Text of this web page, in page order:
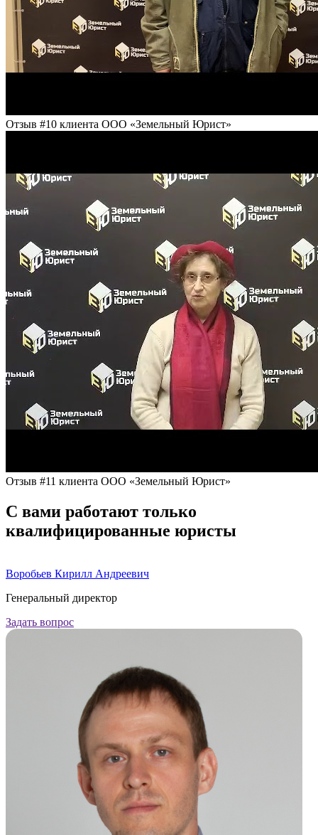
Отзыв #10 клиента ООО «Земельный Юрист»
Отзыв #11 клиента ООО «Земельный Юрист»
С вами работают только
квалифицированные юристы
Воробьев Кирилл Андреевич
Генеральный директор
Задать вопрос